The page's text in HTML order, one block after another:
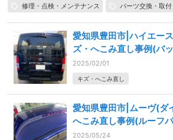
修理・点検・メンテナンス パーツ交換・取付
愛知県豊田市|ハイエー
ズ・へこみ直し事例(バ
2025/02/01
キズ・へこみ直し
愛知県豊田市|ムーヴ(ダ
へこみ直し事例(ルーフ
2025/05/24